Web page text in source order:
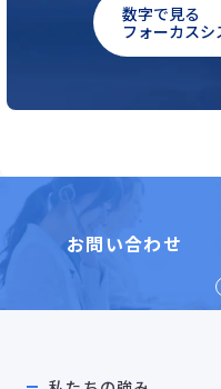
数字で見る
フォーカス
お問い合わせ